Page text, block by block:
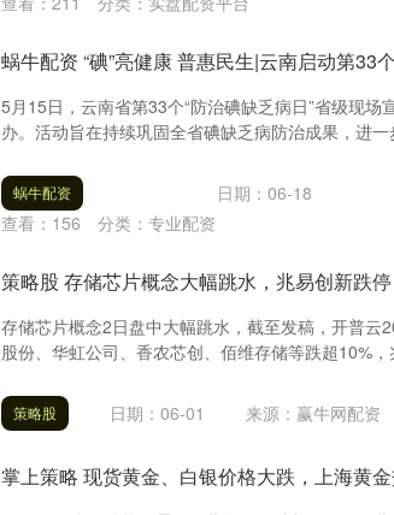
蜗牛配资 “碘”亮健康 普惠民生|云南启动第33
5月15日，云南省第33个“防治碘缺乏病日”省级现
办。活动旨在持续巩固全省碘缺乏病防治成果，进
蜗牛配资 日期：06-18
查看： 156 分类： 专业配资
策略股 存储芯片概念大幅跳水，兆易创新跌
存储芯片概念2日盘中大幅跳水，截至发稿，开普云
股份、华虹公司、香农芯创、佰维存储等跌超10%
策略股 日期：06-01 来源：赢牛网配资
掌上策略 现货黄金、白银价格大跌，上海黄